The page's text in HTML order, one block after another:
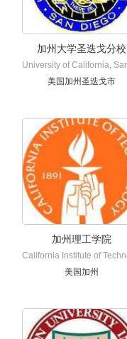
加州大学圣迭戈分校
美国加州圣迭戈市
加州理工学院
美国加州